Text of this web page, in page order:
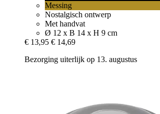
Messing
Nostalgisch ontwerp
Met handvat
Ø 12 x B 14 x H 9 cm
€ 13,95 € 14,69
Bezorging uiterlijk op 13. augustus